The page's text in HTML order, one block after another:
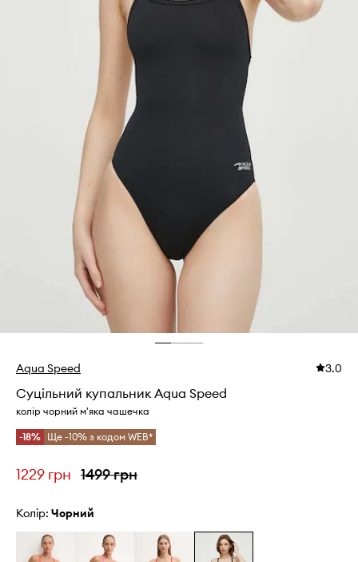
Aqua Speed 3.0
Суцільний купальник Aqua Speed
колір чорний м'яка чашечка
-18% Ще -10% з кодом WEB*
1229 грн 1499 грн
Колір: чорний